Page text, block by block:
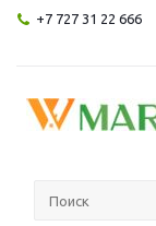
+7 727 31 22 666